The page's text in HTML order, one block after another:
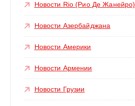
Новости Rio (Рио Де Жанейро)
Новости Азербайджана
Новости Америки
Новости Армении
Новости Грузии